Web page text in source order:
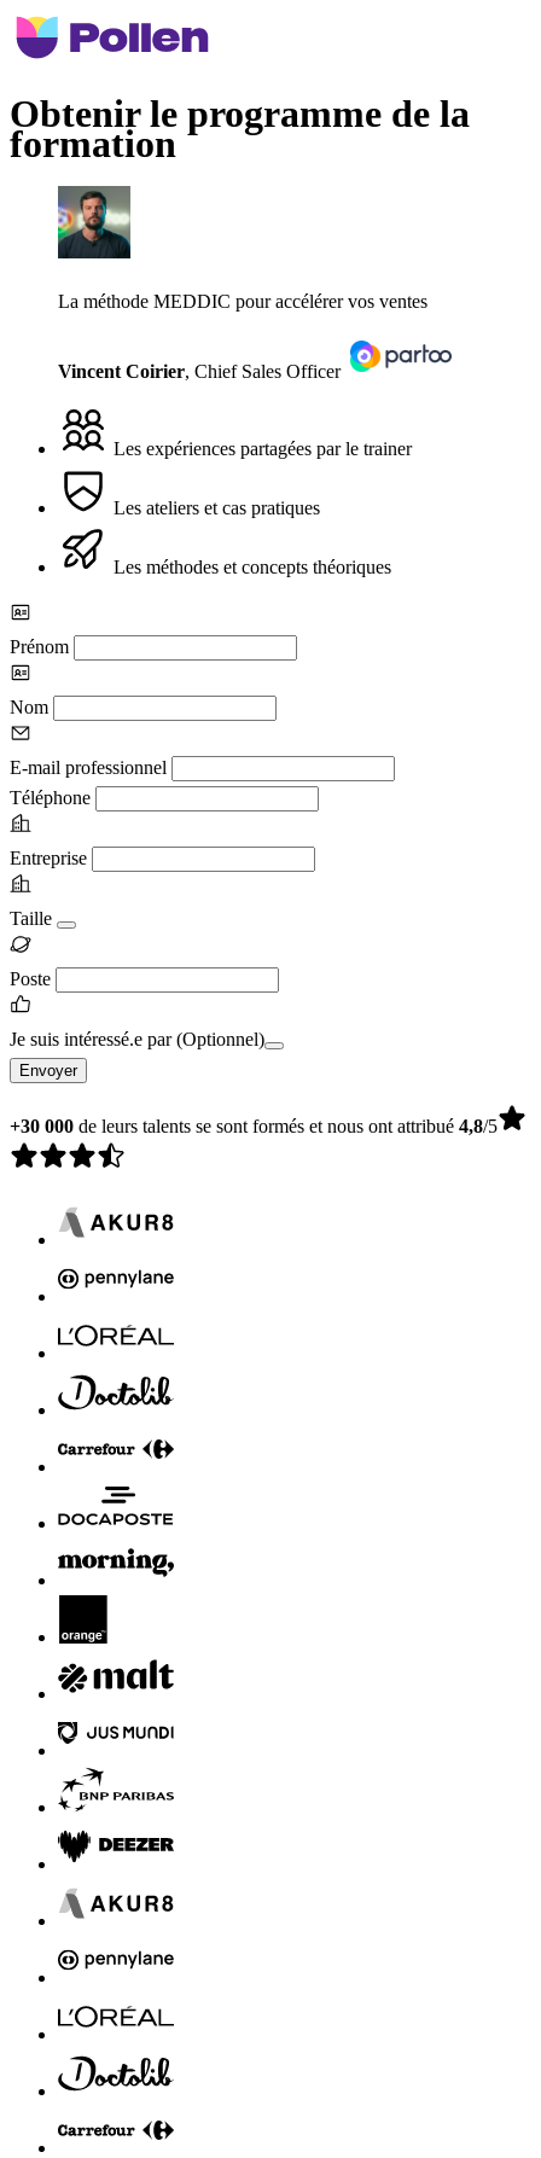
Obtenir le programme de la
formation
La méthode MEDDIC pour accélérer vos ventes
Vincent Coirier Chief Sales Officer
Les expériences partagées par le trainer
Les ateliers et cas pratiques
Les méthodes et concepts théoriques
Prénom
Nom
E-mail professionnel
Téléphone
Entreprise
Taille
Poste
Je suis intéressé.e par(Optionnel)
Envoyer
+30 000 de leurs talents se sont formés et nous ont attribué 4,8/5